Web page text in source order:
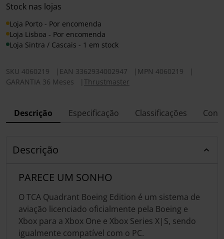
Stock nas lojas
Loja Porto - Por encomenda
Loja Lisboa - Por encomenda
Loja Sintra / Cascais - 1 em stock
SKU 4060219 EAN 3362934002947 MPN 4060219
GARANTIA 36 Meses
Thrustmaster
Descrição Especificação Classificações
Descrição
PARECE UM SONHO
O TCA Quadrant Boeing Edition é um sistema de
aviação licenciado oficialmente pela Boeing e
Xbox para a Xbox One e Xbox Series X|S, sendo
igualmente compatível com o PC.